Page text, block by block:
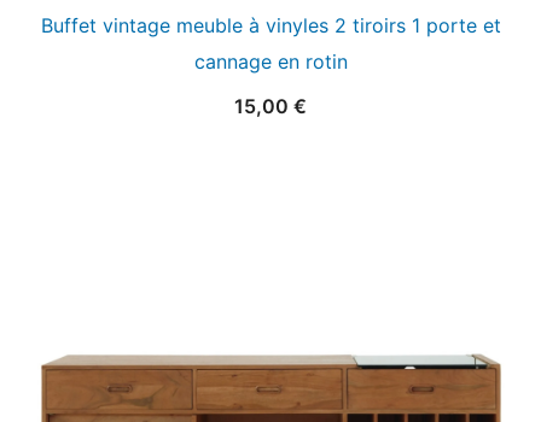
Buffet vintage meuble à vinyles 2 tiroirs 1 porte et
cannage en rotin
15,00 €